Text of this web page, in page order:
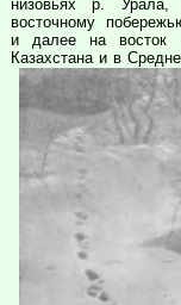
низовьях р. Урала,
восточному
и далее на
Казахстана и в